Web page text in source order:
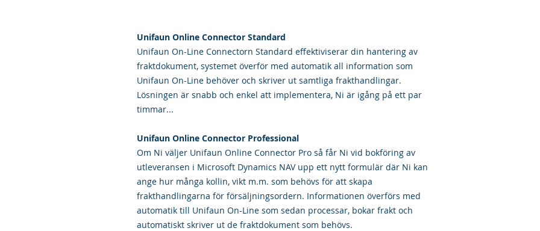
Unifaun Online Connector Standard
Unifaun On-Line Connectorn Standard effektiviserar din hantering av
fraktdokument, systemet överför med automatik all information som
Unifaun On-Line behöver och skriver ut samtliga frakthandlingar.
Lösningen är snabb och enkel att implementera, Ni är igång på ett par
timmar...
Unifaun Online Connector Professional
Om Ni väljer Unifaun Online Connector Pro så får Ni vid bokföring av
utleveransen i Microsoft Dynamics NAV upp ett nytt formulär där Ni kan
ange hur många kollin, vikt m.m. som behövs för att skapa
frakthandlingarna för försäljningsordern. Informationen överförs med
automatik till Unifaun On-Line som sedan processar, bokar frakt och
automatiskt skriver ut de fraktdokument som behövs.